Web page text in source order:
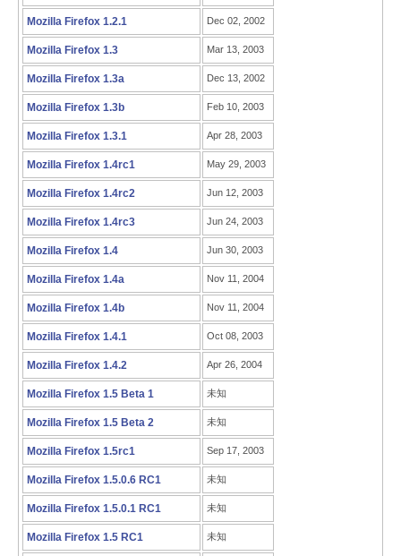
Mozilla Firefox 1.2.1 Dec 02, 2002
Mozilla Firefox 1.3 Mar 13, 2003
Mozilla Firefox 1.3a Dec 13, 2002
Mozilla Firefox 1.3b Feb 10, 2003
Mozilla Firefox 1.3.1 Apr 28, 2003
Mozilla Firefox 1.4rc1 May 29, 2003
Mozilla Firefox 1.4rc2 Jun 12, 2003
Mozilla Firefox 1.4rc3 Jun 24, 2003
Mozilla Firefox 1.4 Jun 30, 2003
Mozilla Firefox 1.4a Nov 11, 2004
Mozilla Firefox 1.4b Nov 11, 2004
Mozilla Firefox 1.4.1 Oct 08, 2003
Mozilla Firefox 1.4.2 Apr 26, 2004
Mozilla Firefox 1.5 Beta 1 未知
Mozilla Firefox 1.5 Beta 2 未知
Mozilla Firefox 1.5rc1 Sep 17, 2003
Mozilla Firefox 1.5.0.6 RC1 未知
Mozilla Firefox 1.5.0.1 RC1 未知
Mozilla Firefox 1.5 RC1 未知